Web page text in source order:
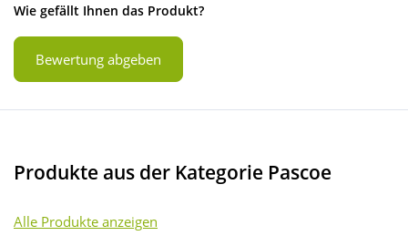
Wie gefällt Ihnen das Produkt?
Bewertung abgeben
Produkte aus der Kategorie Pascoe
Alle Produkte anzeigen